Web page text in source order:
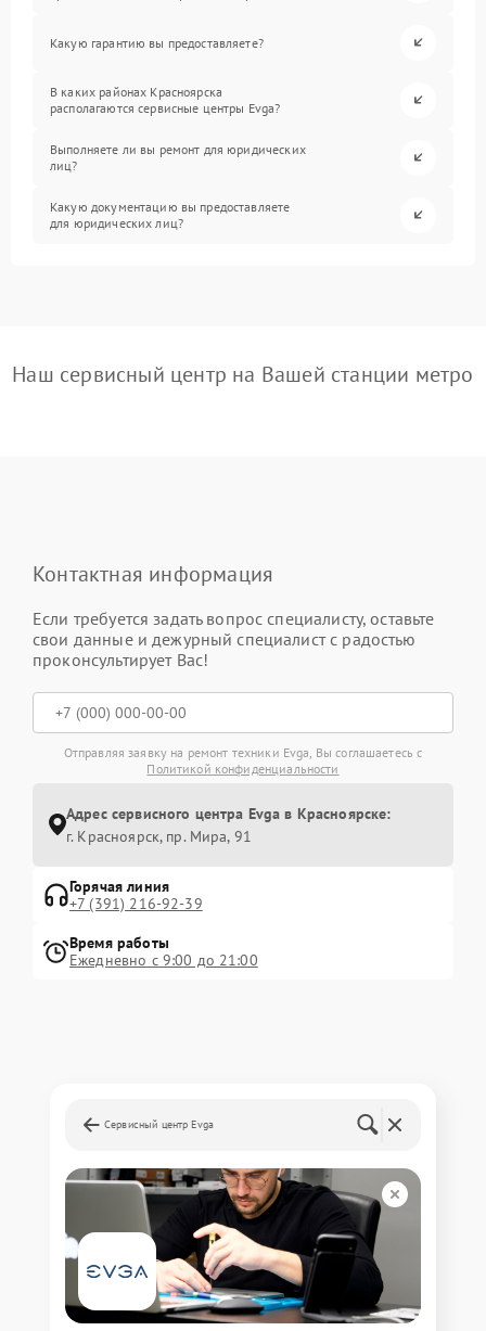
Какую гарантию вы предоставляете?
В каких районах Красноярска
располагаются сервисные центры Evga?
Выполняете ли вы ремонт для юридических
лиц?
Какую документацию вы предоставляете
для юридических лиц?
Наш сервисный центр на Вашей станции метро
Контактная информация
Если требуется задать вопрос специалисту, оставьте
свои данные и дежурный специалист с радостью
проконсультирует Вас!
Отправляя заявку на ремонт техники Evga, Вы соглашаетесь с
Политикой конфиденциальности
Адрес сервисного центра Evga в Красноярске:
г. Красноярск, ​пр. Мира, 91
Горячая линия
+7 (391) 216-92-39
Время работы
Ежедневно с 9:00 до 21:00
Сервисный центр Evga